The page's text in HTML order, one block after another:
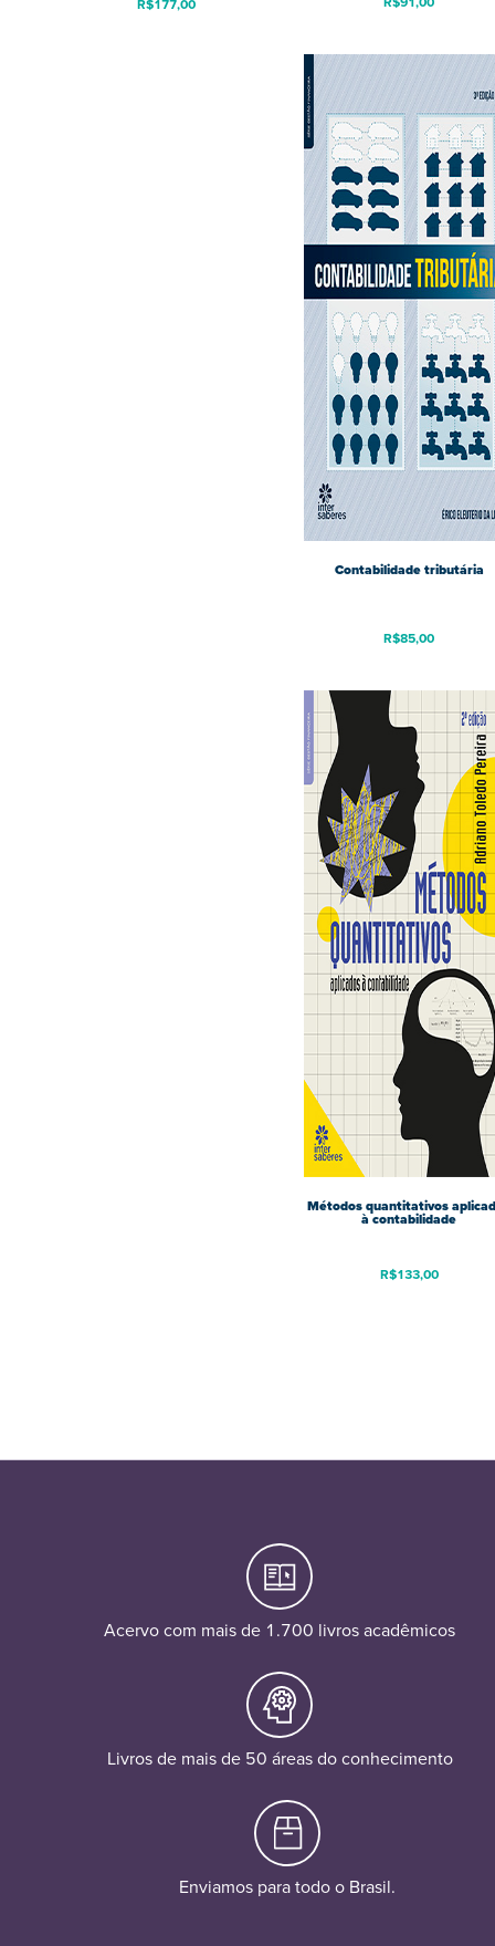
R$177,00
Contabilidade tributária
R$85,00
Métodos quantitativos
à contabilidade
R$133,00
Acervo com mais de 1.700 livros acadêmicos
Livros de mais de 50 áreas do conhecimento
Enviamos para todo o Brasil.